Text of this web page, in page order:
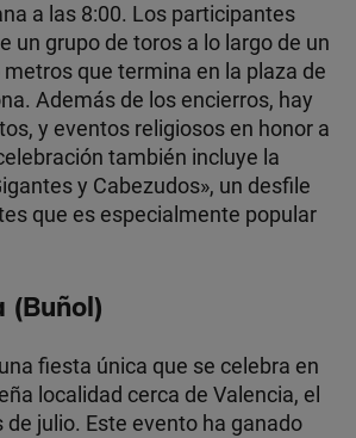
a las 8:00. Los participantes
un grupo de toros a lo largo de un
que termina en la plaza de
Además de los encierros, hay
y eventos religiosos en honor a
también incluye la
y Cabezudos», un desfile
que es especialmente popular
(Buñol)
fiesta única que se celebra en
localidad cerca de Valencia, el
julio. Este evento ha ganado